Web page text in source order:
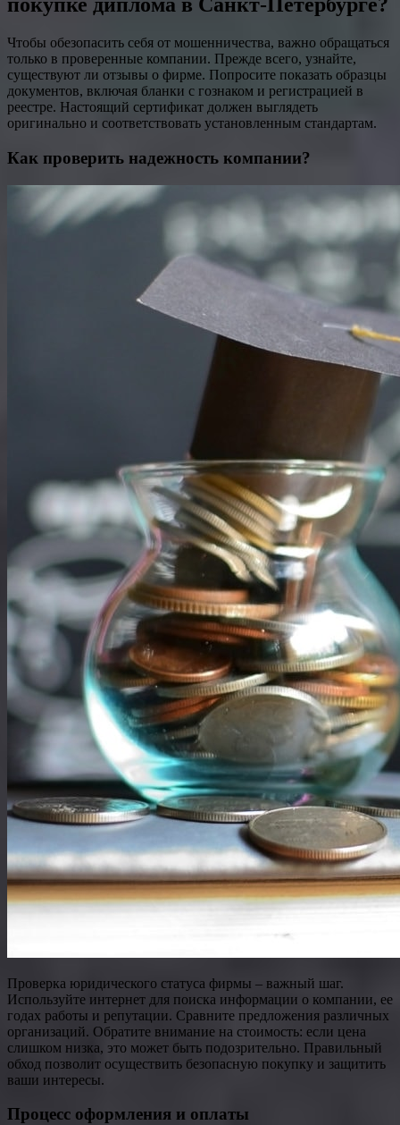
покупке диплома в Санкт-Петербурге?
Чтобы обезопасить себя от мошенничества, важно обращаться
только в проверенные компании. Прежде всего, узнайте,
существуют ли отзывы о фирме. Попросите показать образцы
документов, включая бланки с гознаком и регистрацией в
реестре. Настоящий сертификат должен выглядеть
оригинально и соответствовать установленным стандартам.
Как проверить надежность компании?
Проверка юридического статуса фирмы – важный шаг.
Используйте интернет для поиска информации о компании, ее
годах работы и репутации. Сравните предложения различных
организаций. Обратите внимание на стоимость: если цена
слишком низка, это может быть подозрительно. Правильный
обход позволит осуществить безопасную покупку и защитить
ваши интересы.
Процесс оформления и оплаты